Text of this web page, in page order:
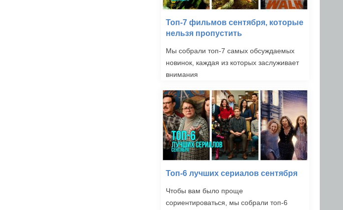
Топ-7 фильмов сентября, которые
нельзя пропустить
Мы собрали топ-7 самых обсуждаемых
новинок, каждая из которых заслуживает
внимания
Топ-6 лучших сериалов сентября
Чтобы вам было проще
сориентироваться, мы собрали топ-6